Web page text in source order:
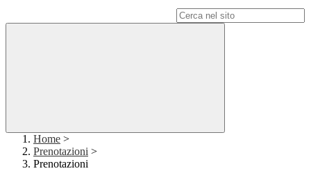
Home >
Prenotazioni >
Prenotazioni